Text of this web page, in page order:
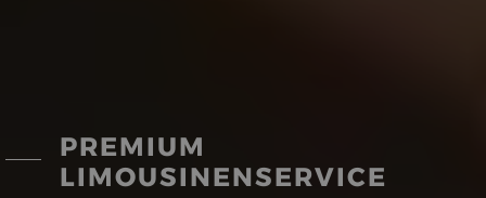
PREMIUM
LIMOUSINENSERVICE